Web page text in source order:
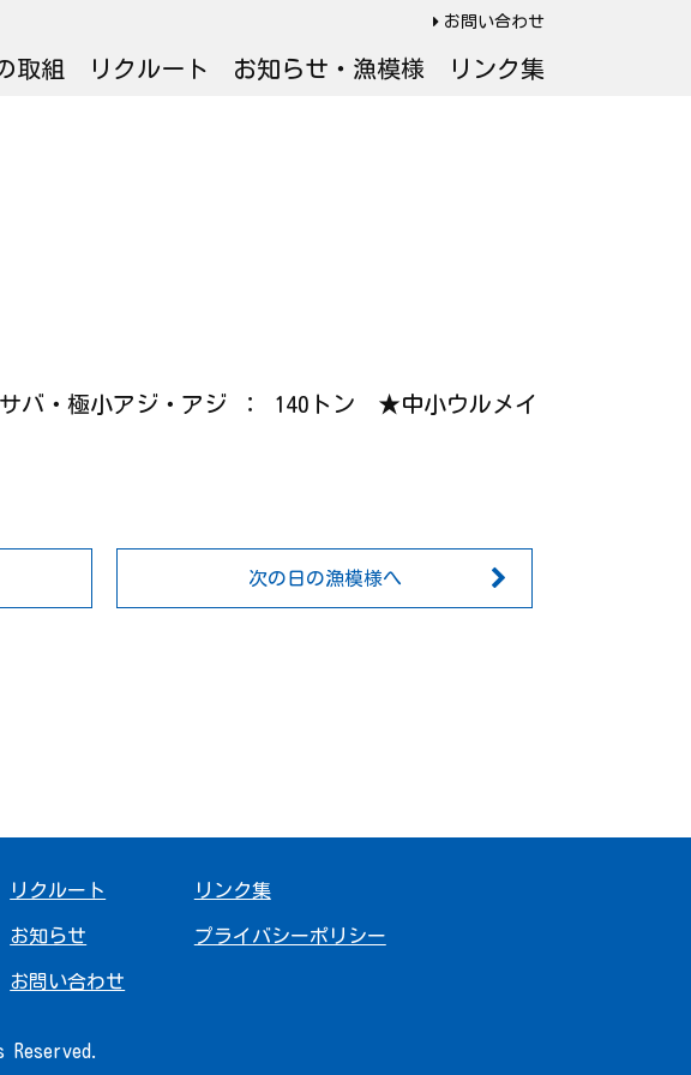
お問い合わせ
取組 リクルート お知らせ・漁模様 リンク集
・極小アジ・アジ ： 140トン ★中小ウルメイ
次の日の漁模様へ
リクルート
お知らせ
お問い合わせ
リンク集
プライバシーポリシー